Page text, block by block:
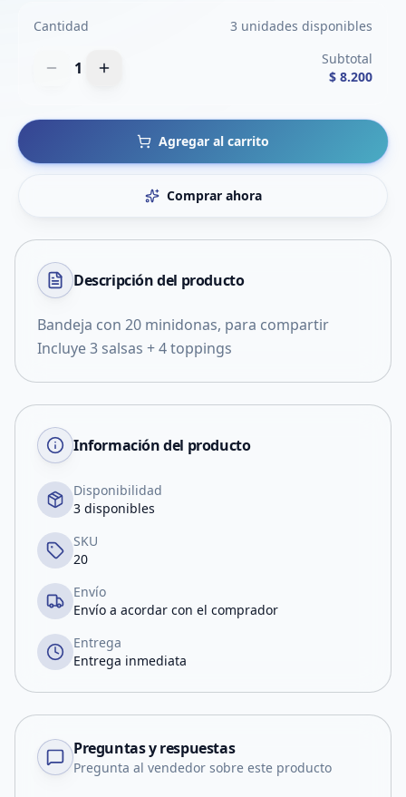
Cantidad 3 unidades disponibles
1
Subtotal
$ 8.200
Agregar al carrito
Comprar ahora
Descripción del producto
Bandeja con 20 minidonas, para compartir
Incluye 3 salsas + 4 toppings
Información del producto
Disponibilidad
3 disponibles
SKU
20
Envío
Envío a acordar con el comprador
Entrega
Entrega inmediata
Preguntas y respuestas
Pregunta al vendedor sobre este producto